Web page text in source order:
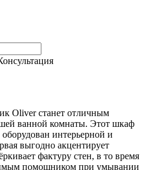
Oliver станет отличным
ванной комнаты. Этот шкаф
интерьерной и
выгодно акцентирует
фактуру стен, в то время
помощником при умывании